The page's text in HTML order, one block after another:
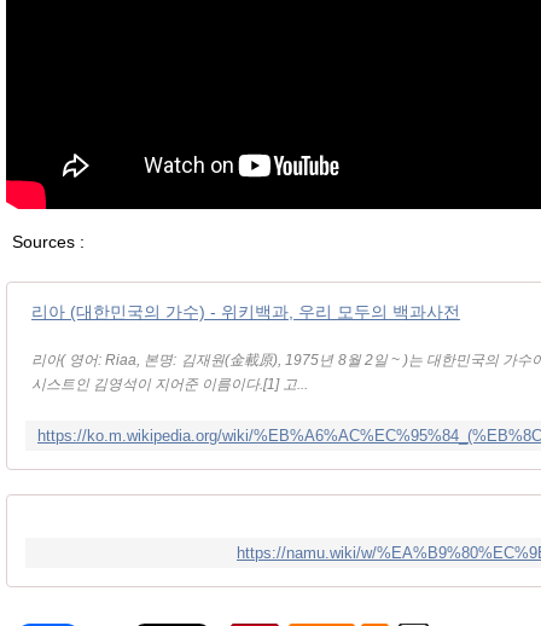
Sources :
리아 (대한민국의 가수) - 위키백과, 우리 모두의 백과사전
리아( 영어: Riaa, 본명: 김재원(金載原), 1975년 8월 2일 ~ )는 대한민국의 가수
시스트인 김영석이 지어준 이름이다.[1] 고...
https://namu.wiki/w/